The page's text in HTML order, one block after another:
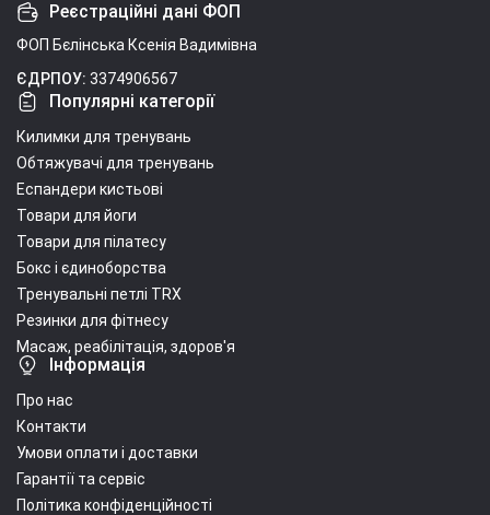
Реєстраційні дані ФОП
ФОП Бєлінська Ксенія Вадимівна
ЄДРПОУ: 3374906567
Популярні категорії
Килимки для тренувань
Обтяжувачі для тренувань
Еспандери кистьові
Товари для йоги
Товари для пілатесу
Бокс і єдиноборства
Тренувальні петлі TRX
Резинки для фітнесу
Масаж, реабілітація, здоров'я
Інформація
Про нас
Контакти
Умови оплати і доставки
Гарантії та сервіс
Політика конфіденційності